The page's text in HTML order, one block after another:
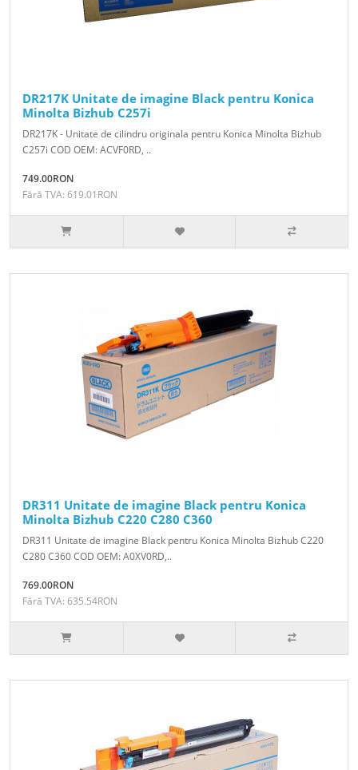
DR217K Unitate de imagine Black pentru Konica
Minolta Bizhub C257i
DR217K - Unitate de cilindru originala pentru Konica Minolta Bizhub
C257i COD OEM: ACVF0RD, ..
749.00RON
Fără TVA: 619.01RON
DR311 Unitate de imagine Black pentru Konica
Minolta Bizhub C220 C280 C360
DR311 Unitate de imagine Black pentru Konica Minolta Bizhub C220
C280 C360 COD OEM: A0XV0RD,..
769.00RON
Fără TVA: 635.54RON